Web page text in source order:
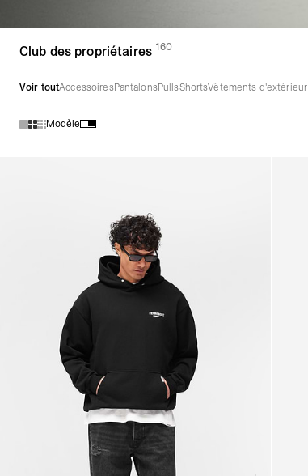
Club des propriétaires (160des produits)
Voir toutAccessoiresPantalonsPullsShortsVêtements d'extérieur
Modèle